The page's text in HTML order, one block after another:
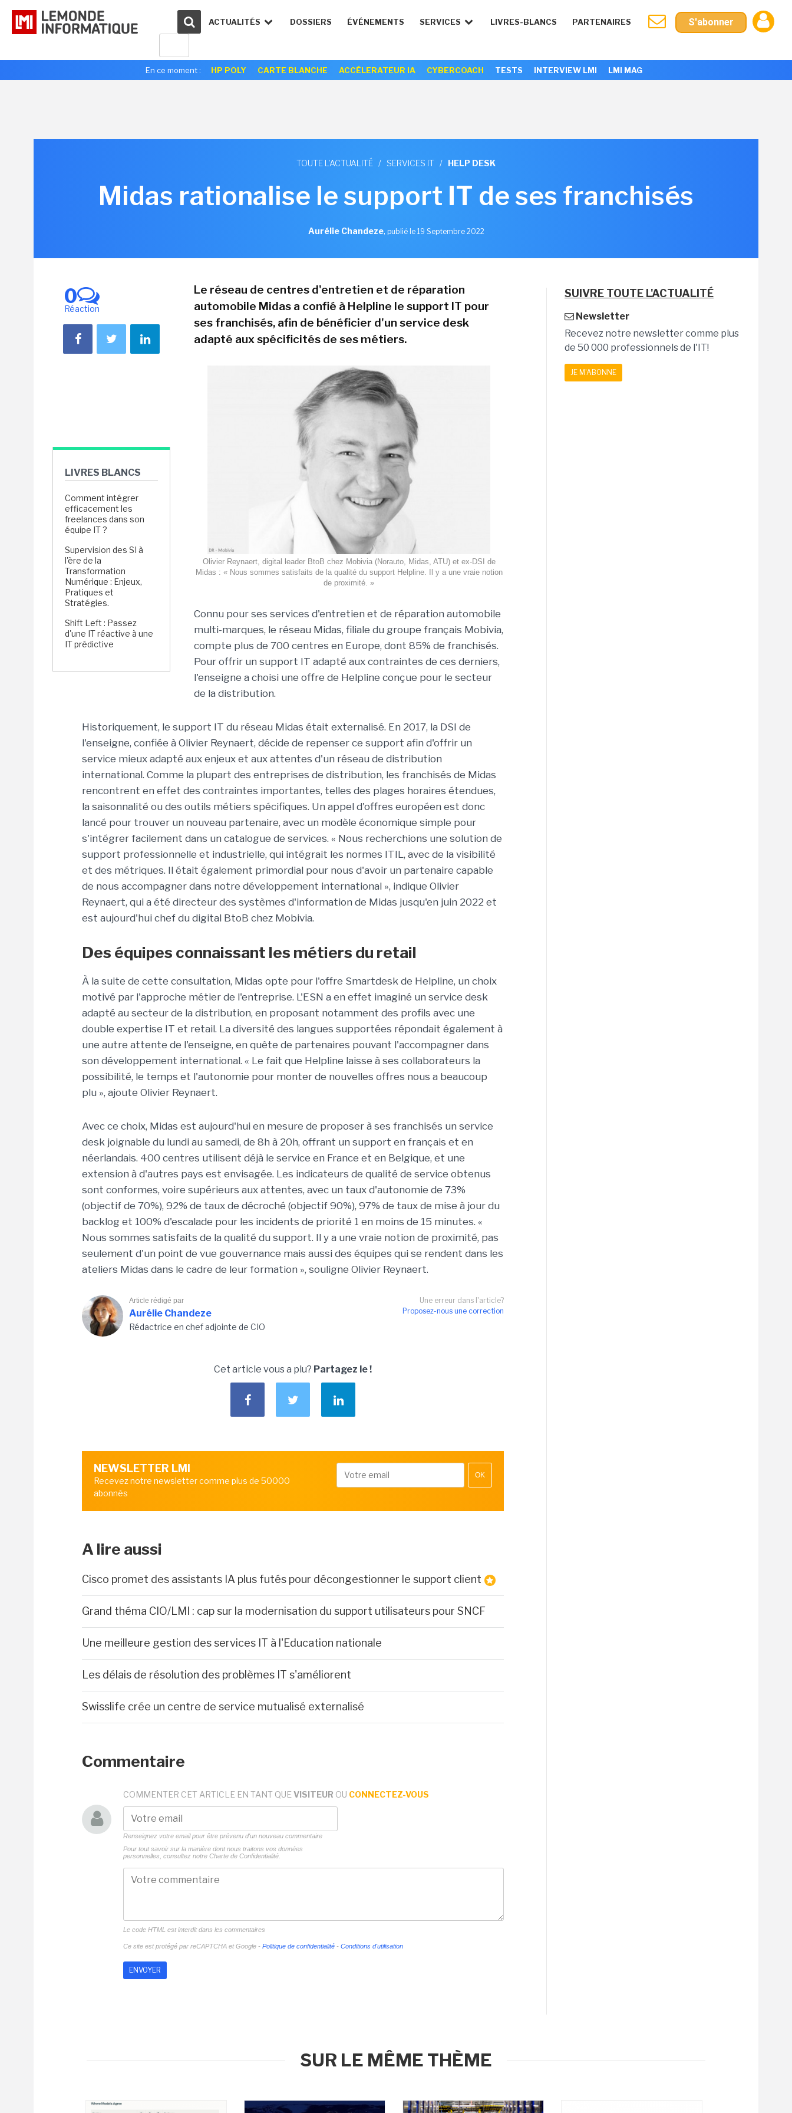
ACTUALITÉS DOSSIERS ÉVÉNEMENTS SERVICES LIVRES-BLANCS PARTENAIRES S'abonner
En ce moment : HP POLY CARTE BLANCHE ACCÉLERATEUR IA CYBERCOACH TESTS INTERVIEW LMI LMI MAG
TOUTE L'ACTUALITÉ / SERVICES IT / HELP DESK
Midas rationalise le support IT de ses franchisés
Aurélie Chandeze, publié le 19 Septembre 2022
0
Réaction
LIVRES BLANCS
Comment intégrer
efficacement les
freelances dans son
équipe IT ?
Supervision des SI à
l'ère de la
Transformation
Numérique : Enjeux,
Pratiques et
Stratégies.
Shift Left : Passez
d'une IT réactive à une
IT prédictive
Le réseau de centres d'entretien et de réparation
automobile Midas a confié à Helpline le support IT pour
ses franchisés, afin de bénéficier d'un service desk
adapté aux spécificités de ses métiers.
Olivier Reynaert, digital leader BtoB chez Mobivia (Norauto, Midas, ATU) et ex-DSI de
Midas : « Nous sommes satisfaits de la qualité du support Helpline. Il y a une vraie notion
de proximité. »
Connu pour ses services d'entretien et de réparation automobile
multi-marques, le réseau Midas, filiale du groupe français Mobivia,
compte plus de 700 centres en Europe, dont 85% de franchisés.
Pour offrir un support IT adapté aux contraintes de ces derniers,
l'enseigne a choisi une offre de Helpline conçue pour le secteur
de la distribution.
Historiquement, le support IT du réseau Midas était externalisé. En 2017, la DSI de
l'enseigne, confiée à Olivier Reynaert, décide de repenser ce support afin d'offrir un
service mieux adapté aux enjeux et aux attentes d'un réseau de distribution
international. Comme la plupart des entreprises de distribution, les franchisés de Midas
rencontrent en effet des contraintes importantes, telles des plages horaires étendues,
la saisonnalité ou des outils métiers spécifiques. Un appel d'offres européen est donc
lancé pour trouver un nouveau partenaire, avec un modèle économique simple pour
s'intégrer facilement dans un catalogue de services. « Nous recherchions une solution de
support professionnelle et industrielle, qui intégrait les normes ITIL, avec de la visibilité
et des métriques. Il était également primordial pour nous d'avoir un partenaire capable
de nous accompagner dans notre développement international », indique Olivier
Reynaert, qui a été directeur des systèmes d'information de Midas jusqu'en juin 2022 et
est aujourd'hui chef du digital BtoB chez Mobivia.
Des équipes connaissant les métiers du retail
À la suite de cette consultation, Midas opte pour l'offre Smartdesk de Helpline, un choix
motivé par l'approche métier de l'entreprise. L'ESN a en effet imaginé un service desk
adapté au secteur de la distribution, en proposant notamment des profils avec une
double expertise IT et retail. La diversité des langues supportées répondait également à
une autre attente de l'enseigne, en quête de partenaires pouvant l'accompagner dans
son développement international. « Le fait que Helpline laisse à ses collaborateurs la
possibilité, le temps et l'autonomie pour monter de nouvelles offres nous a beaucoup
plu », ajoute Olivier Reynaert.
Avec ce choix, Midas est aujourd'hui en mesure de proposer à ses franchisés un service
desk joignable du lundi au samedi, de 8h à 20h, offrant un support en français et en
néerlandais. 400 centres utilisent déjà le service en France et en Belgique, et une
extension à d'autres pays est envisagée. Les indicateurs de qualité de service obtenus
sont conformes, voire supérieurs aux attentes, avec un taux d'autonomie de 73%
(objectif de 70%), 92% de taux de décroché (objectif 90%), 97% de taux de mise à jour du
backlog et 100% d'escalade pour les incidents de priorité 1 en moins de 15 minutes. «
Nous sommes satisfaits de la qualité du support. Il y a une vraie notion de proximité, pas
seulement d'un point de vue gouvernance mais aussi des équipes qui se rendent dans les
ateliers Midas dans le cadre de leur formation », souligne Olivier Reynaert.
Une erreur dans l'article?
Proposez-nous une correction
Article rédigé par
Aurélie Chandeze
Rédactrice en chef adjointe de CIO
Cet article vous a plu? Partagez le !
NEWSLETTER LMI
Recevez notre newsletter comme plus de 50000
abonnés
OK
A lire aussi
Cisco promet des assistants IA plus futés pour décongestionner le support client
Grand théma CIO/LMI : cap sur la modernisation du support utilisateurs pour SNCF
Une meilleure gestion des services IT à l'Education nationale
Les délais de résolution des problèmes IT s'améliorent
Swisslife crée un centre de service mutualisé externalisé
Commentaire
COMMENTER CET ARTICLE EN TANT QUE VISITEUR OU CONNECTEZ-VOUS
Renseignez votre email pour être prévenu d'un nouveau commentaire
Pour tout savoir sur la manière dont nous traitons vos données
personnelles, consultez notre Charte de Confidentialité.
Le code HTML est interdit dans les commentaires
Ce site est protégé par reCAPTCHA et Google - Politique de confidentialité - Conditions d'utilisation
SUIVRE TOUTE L'ACTUALITÉ
Newsletter
Recevez notre newsletter comme plus
de 50 000 professionnels de l'IT!
JE M'ABONNE
SUR LE MÊME THÈME